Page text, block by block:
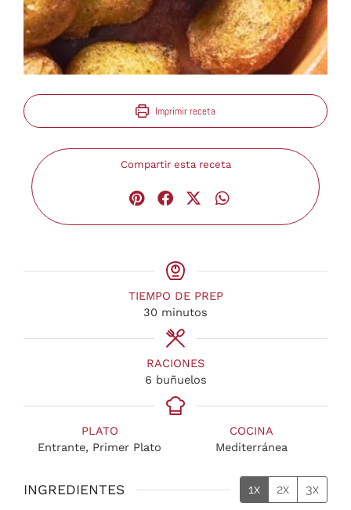
Imprimir receta
Compartir esta receta
TIEMPO DE PREP
30 minutos
RACIONES
6 buñuelos
PLATO
Entrante, Primer Plato
COCINA
Mediterránea
INGREDIENTES 1x 2x 3x